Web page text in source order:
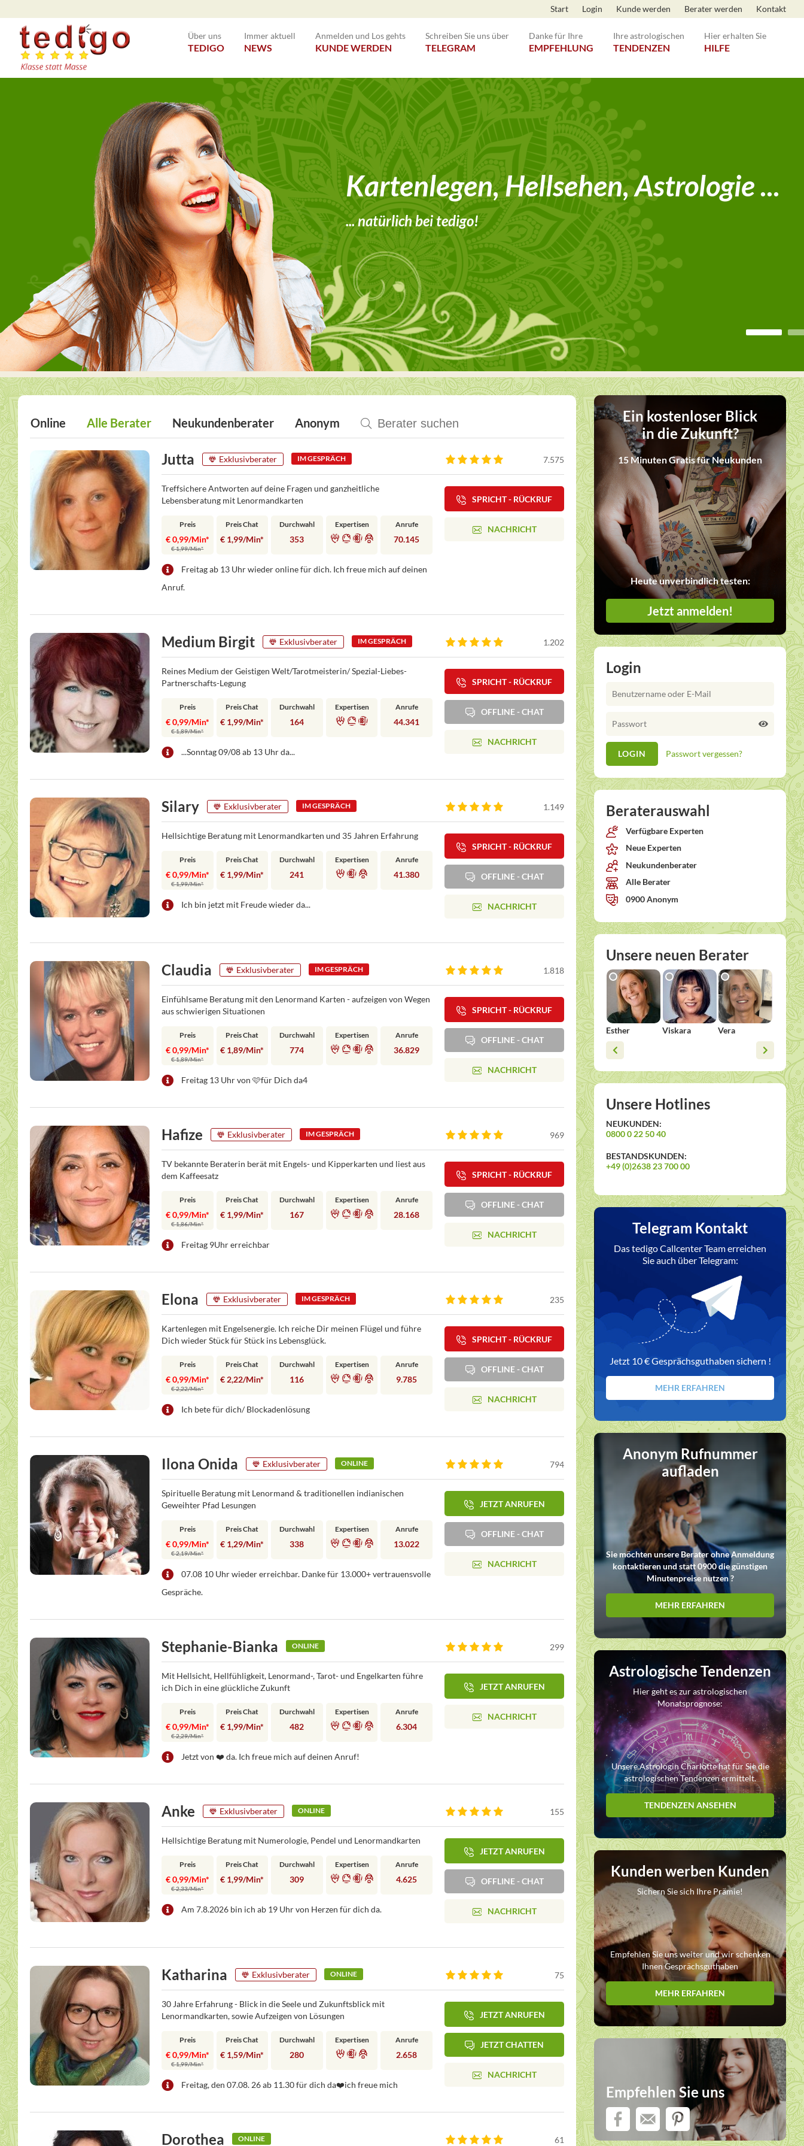
Start Login Kunde werden Berater werden Kontakt
Über uns
TEDIGO
Immer aktuell
NEWS
Anmelden und Los gehts
KUNDE WERDEN
Schreiben Sie uns über
TELEGRAM
Danke für Ihre
EMPFEHLUNG
Ihre astrologischen
TENDENZEN
Hier erhalten Sie
HILFE
Kartenlegen, Hellsehen, Astrologie ...
... natürlich bei tedigo!
Online Alle Berater Neukundenberater Anonym
Jutta Exklusivberater IM GESPRÄCH 7.575
Treffsichere Antworten auf deine Fragen und ganzheitliche
Lebensberatung mit Lenormandkarten
Preis
€ 0,99/Min*
€ 1,99/Min*
Preis Chat
€ 1,99/Min*
Durchwahl
353
Expertisen Anrufe
70.145
Freitag ab 13 Uhr wieder online für dich. Ich freue mich auf deinen
Anruf.
SPRICHT - RÜCKRUF
NACHRICHT
Medium Birgit Exklusivberater IM GESPRÄCH 1.202
Reines Medium der Geistigen Welt/Tarotmeisterin/ Spezial-Liebes-
Partnerschafts-Legung
Preis
€ 0,99/Min*
€ 1,89/Min*
Preis Chat
€ 1,99/Min*
Durchwahl
164
Expertisen Anrufe
44.341
...Sonntag 09/08 ab 13 Uhr da...
SPRICHT - RÜCKRUF
OFFLINE - CHAT
NACHRICHT
Silary Exklusivberater IM GESPRÄCH 1.149
Hellsichtige Beratung mit Lenormandkarten und 35 Jahren Erfahrung
Preis
€ 0,99/Min*
€ 1,99/Min*
Preis Chat
€ 1,99/Min*
Durchwahl
241
Expertisen Anrufe
41.380
Ich bin jetzt mit Freude wieder da...
SPRICHT - RÜCKRUF
OFFLINE - CHAT
NACHRICHT
Claudia Exklusivberater IM GESPRÄCH 1.818
Einfühlsame Beratung mit den Lenormand Karten - aufzeigen von Wegen
aus schwierigen Situationen
Preis
€ 0,99/Min*
€ 1,89/Min*
Preis Chat
€ 1,89/Min*
Durchwahl
774
Expertisen Anrufe
36.829
Freitag 13 Uhr von 🩷für Dich da4
SPRICHT - RÜCKRUF
OFFLINE - CHAT
NACHRICHT
Hafize Exklusivberater IM GESPRÄCH 969
TV bekannte Beraterin berät mit Engels- und Kipperkarten und liest aus
dem Kaffeesatz
Preis
€ 0,99/Min*
€ 1,86/Min*
Preis Chat
€ 1,99/Min*
Durchwahl
167
Expertisen Anrufe
28.168
Freitag 9Uhr erreichbar
SPRICHT - RÜCKRUF
OFFLINE - CHAT
NACHRICHT
Elona Exklusivberater IM GESPRÄCH 235
Kartenlegen mit Engelsenergie. Ich reiche Dir meinen Flügel und führe
Dich wieder Stück für Stück ins Lebensglück.
Preis
€ 0,99/Min*
€ 2,22/Min*
Preis Chat
€ 2,22/Min*
Durchwahl
116
Expertisen Anrufe
9.785
Ich bete für dich/ Blockadenlösung
SPRICHT - RÜCKRUF
OFFLINE - CHAT
NACHRICHT
Ilona Onida Exklusivberater ONLINE 794
Spirituelle Beratung mit Lenormand & traditionellen indianischen
Geweihter Pfad Lesungen
Preis
€ 0,99/Min*
€ 2,19/Min*
Preis Chat
€ 1,29/Min*
Durchwahl
338
Expertisen Anrufe
13.022
07.08 10 Uhr wieder erreichbar. Danke für 13.000+ vertrauensvolle
Gespräche.
JETZT ANRUFEN
OFFLINE - CHAT
NACHRICHT
Stephanie-Bianka ONLINE 299
Mit Hellsicht, Hellfühligkeit, Lenormand-, Tarot- und Engelkarten führe
ich Dich in eine glückliche Zukunft
Preis
€ 0,99/Min*
€ 2,29/Min*
Preis Chat
€ 1,99/Min*
Durchwahl
482
Expertisen Anrufe
6.304
Jetzt von ❤️ da. Ich freue mich auf deinen Anruf!
JETZT ANRUFEN
NACHRICHT
Anke Exklusivberater ONLINE 155
Hellsichtige Beratung mit Numerologie, Pendel und Lenormandkarten
Preis
€ 0,99/Min*
€ 2,33/Min*
Preis Chat
€ 1,99/Min*
Durchwahl
309
Expertisen Anrufe
4.625
Am 7.8.2026 bin ich ab 19 Uhr von Herzen für dich da.
JETZT ANRUFEN
OFFLINE - CHAT
NACHRICHT
Katharina Exklusivberater ONLINE 75
30 Jahre Erfahrung - Blick in die Seele und Zukunftsblick mit
Lenormandkarten, sowie Aufzeigen von Lösungen
Preis
€ 0,99/Min*
€ 1,99/Min*
Preis Chat
€ 1,59/Min*
Durchwahl
280
Expertisen Anrufe
2.658
Freitag, den 07.08. 26 ab 11.30 für dich da❤️ich freue mich
JETZT ANRUFEN
JETZT CHATTEN
NACHRICHT
Dorothea ONLINE 61
Ein kostenloser Blick
in die Zukunft?
15 Minuten Gratis für Neukunden
Heute unverbindlich testen:
Jetzt anmelden!
Login
Passwort vergessen?
Beraterauswahl
Verfügbare Experten
Neue Experten
Neukundenberater
Alle Berater
0900 Anonym
Unsere neuen Berater
Esther Viskara Vera
Sharin
Unsere Hotlines
NEUKUNDEN:
0800 0 22 50 40
BESTANDSKUNDEN:
+49 (0)2638 23 700 00
Telegram Kontakt
Das tedigo Callcenter Team erreichen
Sie auch über Telegram:
Jetzt 10 € Gesprächsguthaben sichern !
MEHR ERFAHREN
Anonym Rufnummer
aufladen
Sie möchten unsere Berater ohne Anmeldung
kontaktieren und statt 0900 die günstigen
Minutenpreise nutzen ?
MEHR ERFAHREN
Astrologische Tendenzen
Hier geht es zur astrologischen
Monatsprognose:
Unsere Astrologin Charlotte hat für Sie die
astrologischen Tendenzen ermittelt.
TENDENZEN ANSEHEN
Kunden werben Kunden
Sichern Sie sich Ihre Prämie!
Empfehlen Sie uns weiter und wir schenken
Ihnen Gesprächsguthaben
MEHR ERFAHREN
Empfehlen Sie uns